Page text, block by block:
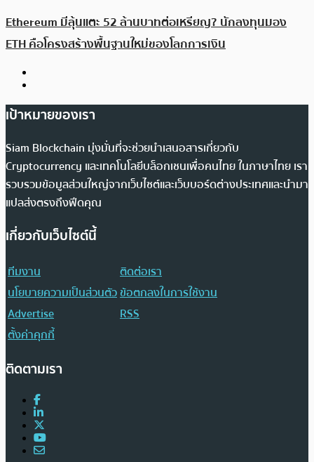
Ethereum มีลุ้นแตะ 52 ล้านบาทต่อเหรียญ? นักลงทุนมอง
ETH คือโครงสร้างพื้นฐานใหม่ของโลกการเงิน
เป้าหมายของเรา
Siam Blockchain มุ่งมั่นที่จะช่วยนำเสนอสารเกี่ยวกับ
Cryptocurrency และเทคโนโลยีบล็อกเชนเพื่อคนไทย ในภาษาไทย เรา
รวบรวมข้อมูลส่วนใหญ่จากเว็บไซต์และเว็บบอร์ดต่างประเทศและนำมา
แปลส่งตรงถึงฟีดคุณ
เกี่ยวกับเว็บไซต์นี้
ทีมงาน
ติดต่อเรา
นโยบายความเป็นส่วนตัวข้อตกลงในการใช้งาน
Advertise
RSS
ตั้งค่าคุกกี้
ติดตามเรา